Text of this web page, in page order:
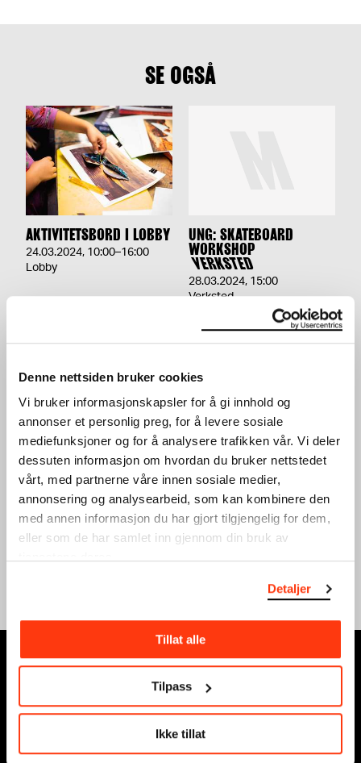
Denne nettsiden bruker cookies
Vi bruker informasjonskapsler for å gi innhold og
annonser et personlig preg, for å levere sosiale
mediefunksjoner og for å analysere trafikken vår. Vi deler
dessuten informasjon om hvordan du bruker nettstedet
vårt, med partnerne våre innen sosiale medier,
annonsering og analysearbeid, som kan kombinere den
med annen informasjon du har gjort tilgjengelig for dem,
eller som de har samlet inn gjennom din bruk av
Detaljer
Tillat alle
Tilpass
Ikke tillat
SE OGSÅ
AKTIVITETSBORD I LOBBY
24.03.2024, 10:00–16:00
Lobby
UNG: SKATEBOARD
WORKSHOP
VERKSTED
28.03.2024, 15:00
Verksted
UNG VINTERFERIE:
SILKETRYKK
VERKSTED
20.02.2024, 15:00
Verksted
UNG VINTERFERIE:
GRAFISK DESIGN
VERKSTED
19.02.2024 ,15:00
Verksted
MUNCH, Bjørvika:
Edvard Munchs plass 1, 0194 Oslo